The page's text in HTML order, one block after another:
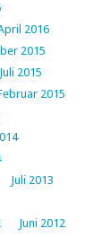
2016
2015
Juli 2015
2015
Juli 2013
Juni 2012